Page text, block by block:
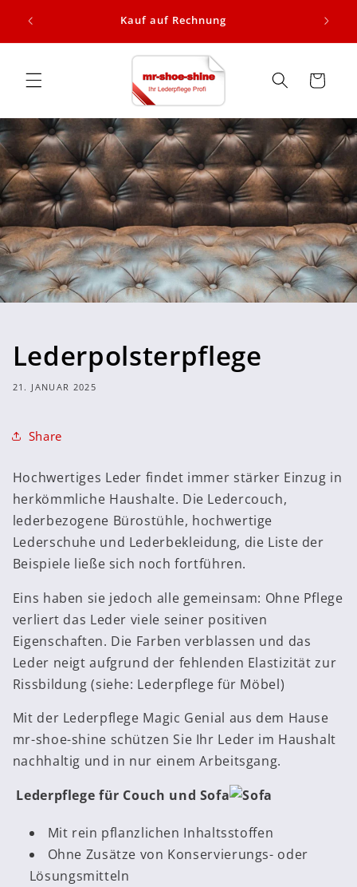
zum
Kauf auf Rechnung
Warenkorb
Lederpolsterpflege
21. JANUAR 2025
Share
Hochwertiges Leder findet immer stärker Einzug in
herkömmliche Haushalte. Die Ledercouch,
lederbezogene Bürostühle, hochwertige
Lederschuhe und Lederbekleidung, die Liste der
Beispiele ließe sich noch fortführen.
Eins haben sie jedoch alle gemeinsam: Ohne Pflege
verliert das Leder viele seiner positiven
Eigenschaften. Die Farben verblassen und das
Leder neigt aufgrund der fehlenden Elastizität zur
Rissbildung (siehe: Lederpflege für Möbel)
Mit der Lederpflege Magic Genial aus dem Hause
mr-shoe-shine schützen Sie Ihr Leder im Haushalt
nachhaltig und in nur einem Arbeitsgang.
Lederpflege für Couch und Sofa
Mit rein pflanzlichen Inhaltsstoffen
Ohne Zusätze von Konservierungs- oder
Lösungsmitteln